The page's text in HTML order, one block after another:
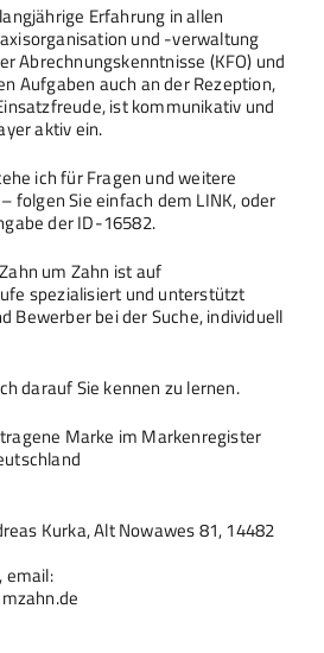
Erfahrung in allen
und -verwaltung
Abrechnungskenntnisse (KFO) und
Aufgaben auch an der Rezeption,
ist kommunikativ und
aktiv ein.
ich für Fragen und weitere
folgen Sie einfach dem LINK, oder
der ID-16582.
um Zahn ist auf
spezialisiert und unterstützt
Bewerber bei der Suche, individuell
darauf Sie kennen zu lernen.
Marke im Markenregister
Kurka, Alt Nowawes 81, 14482
email: